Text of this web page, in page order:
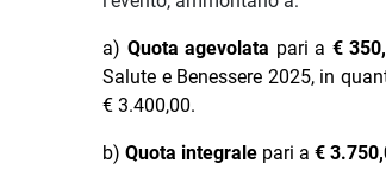
a) Quota agevolata pari a €
Salute e Benessere 2025, in
€ 3.400,00.
b)Quota integrale pari a €